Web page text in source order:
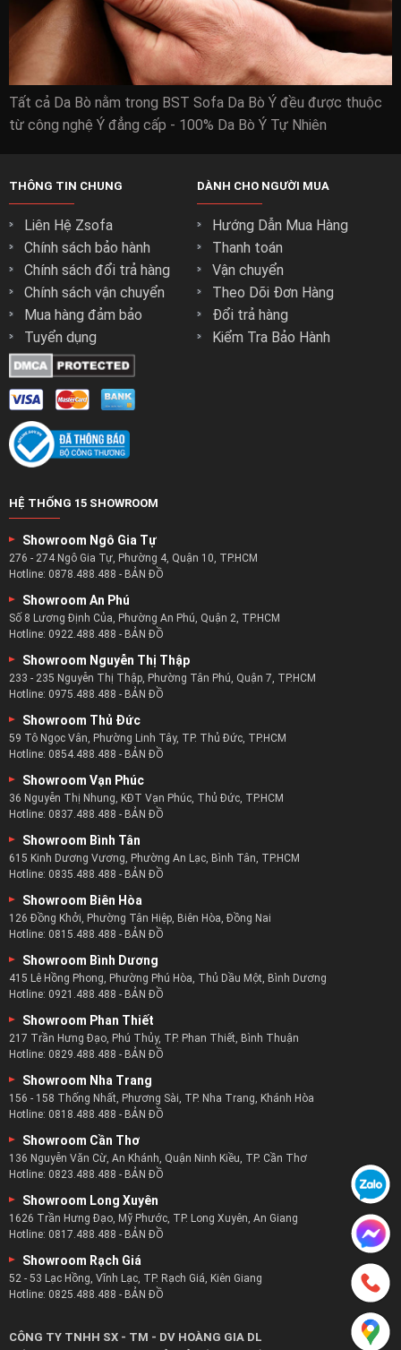
Tất cả Da Bò nằm trong BST Sofa Da Bò Ý đều được thuộc
từ công nghệ Ý đẳng cấp - 100% Da Bò Ý Tự Nhiên
THÔNG TIN CHUNG
Liên Hệ Zsofa
Chính sách bảo hành
Chính sách đổi trả hàng
Chính sách vận chuyển
Mua hàng đảm bảo
Tuyển dụng
DÀNH CHO NGƯỜI MUA
Hướng Dẫn Mua Hàng
Thanh toán
Vận chuyển
Theo Dõi Đơn Hàng
Đổi trả hàng
Kiểm Tra Bảo Hành
HỆ THỐNG 15 SHOWROOM
Showroom Ngô Gia Tự
276 - 274 Ngô Gia Tự, Phường 4, Quận 10, TP.HCM
Hotline: 0878.488.488 - BẢN ĐỒ
Showroom An Phú
Số 8 Lương Định Của, Phường An Phú, Quận 2, TP.HCM
Hotline: 0922.488.488 - BẢN ĐỒ
Showroom Nguyễn Thị Thập
233 - 235 Nguyễn Thị Thập, Phường Tân Phú, Quận 7, TP.HCM
Hotline: 0975.488.488 - BẢN ĐỒ
Showroom Thủ Đức
59 Tô Ngọc Vân, Phường Linh Tây, TP. Thủ Đức, TP.HCM
Hotline: 0854.488.488 - BẢN ĐỒ
Showroom Vạn Phúc
36 Nguyễn Thị Nhung, KĐT Vạn Phúc, Thủ Đức, TP.HCM
Hotline: 0837.488.488 - BẢN ĐỒ
Showroom Bình Tân
615 Kinh Dương Vương, Phường An Lạc, Bình Tân, TP.HCM
Hotline: 0835.488.488 - BẢN ĐỒ
Showroom Biên Hòa
126 Đồng Khởi, Phường Tân Hiệp, Biên Hòa, Đồng Nai
Hotline: 0815.488.488 - BẢN ĐỒ
Showroom Bình Dương
415 Lê Hồng Phong, Phường Phú Hòa, Thủ Dầu Một, Bình Dương
Hotline: 0921.488.488 - BẢN ĐỒ
Showroom Phan Thiết
217 Trần Hưng Đạo, Phú Thủy, TP. Phan Thiết, Bình Thuận
Hotline: 0829.488.488 - BẢN ĐỒ
Showroom Nha Trang
156 - 158 Thống Nhất, Phương Sài, TP. Nha Trang, Khánh Hòa
Hotline: 0818.488.488 - BẢN ĐỒ
Showroom Cần Thơ
136 Nguyễn Văn Cừ, An Khánh, Quận Ninh Kiều, TP. Cần Thơ
Hotline: 0823.488.488 - BẢN ĐỒ
Showroom Long Xuyên
1626 Trần Hưng Đạo, Mỹ Phước, TP. Long Xuyên, An Giang
Hotline: 0817.488.488 - BẢN ĐỒ
Showroom Rạch Giá
52 - 53 Lạc Hồng, Vĩnh Lạc, TP. Rạch Giá, Kiên Giang
Hotline: 0825.488.488 - BẢN ĐỒ
CÔNG TY TNHH SX - TM - DV HOÀNG GIA DL